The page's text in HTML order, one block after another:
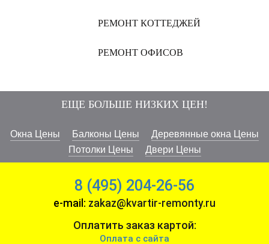
РЕМОНТ КОТТЕДЖЕЙ
РЕМОНТ ОФИСОВ
ЕЩЕ БОЛЬШЕ НИЗКИХ ЦЕН!
Окна Цены Балконы Цены
Деревянные окна Цены
Потолки Цены
Двери Цены
8 (495) 204-26-56
e-mail: zakaz@kvartir-remonty.ru
Оплатить заказ картой:
Оплата с сайта